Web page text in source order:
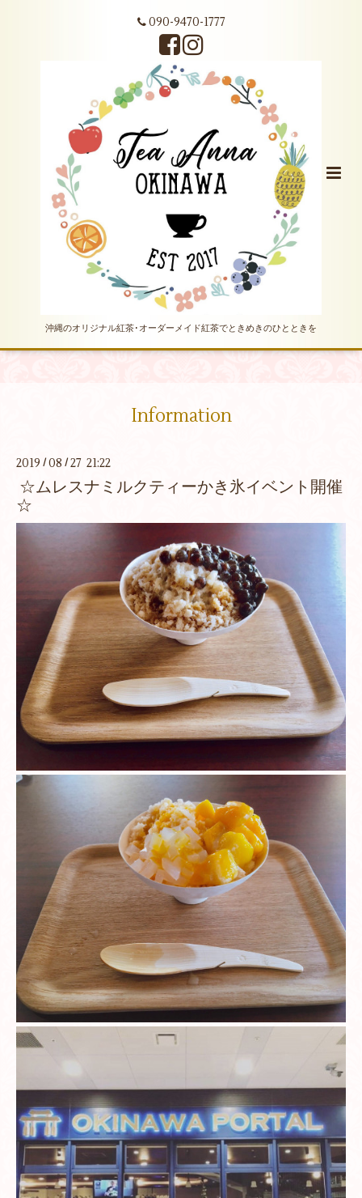
090-9470-1777
沖縄のオリジナル紅茶･オーダーメイド紅茶でときめきのひとときを
Information
2019 /08 /27 21:22
☆ムレスナミルクティーかき氷イベント開催
☆